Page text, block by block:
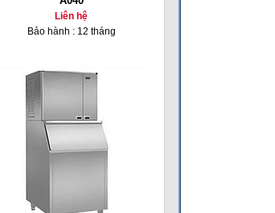
Liên hệ
Bảo hành : 12 tháng